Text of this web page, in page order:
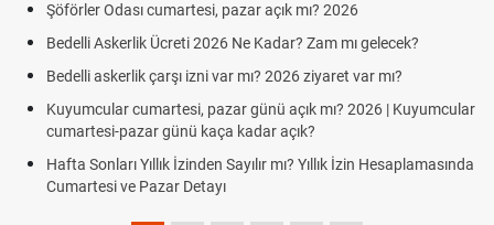
Şöförler Odası cumartesi, pazar açık mı? 2026
Bedelli Askerlik Ücreti 2026 Ne Kadar? Zam mı gelecek?
Bedelli askerlik çarşı izni var mı? 2026 ziyaret var mı?
Kuyumcular cumartesi, pazar günü açık mı? 2026 | Kuyumcular
cumartesi-pazar günü kaça kadar açık?
Hafta Sonları Yıllık İzinden Sayılır mı? Yıllık İzin Hesaplamasında
Cumartesi ve Pazar Detayı